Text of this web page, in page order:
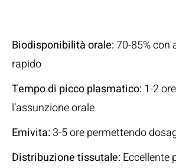
Biodisponibilità orale:70-85% con
rapido
Tempo di picco plasmatico:1-2
l’assunzione orale
Emivita:3-5 ore permettendo
Distribuzione tissutale:Eccellente